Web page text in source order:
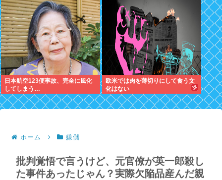
日本航空123便事故、完全に風化
してしまう…
欧米では肉を薄切りにして食う文
化はない
ホーム 嫌儲
批判覚悟で言うけど、元官僚が英一郎殺し
た事件あったじゃん？実際欠陥品産んだ親